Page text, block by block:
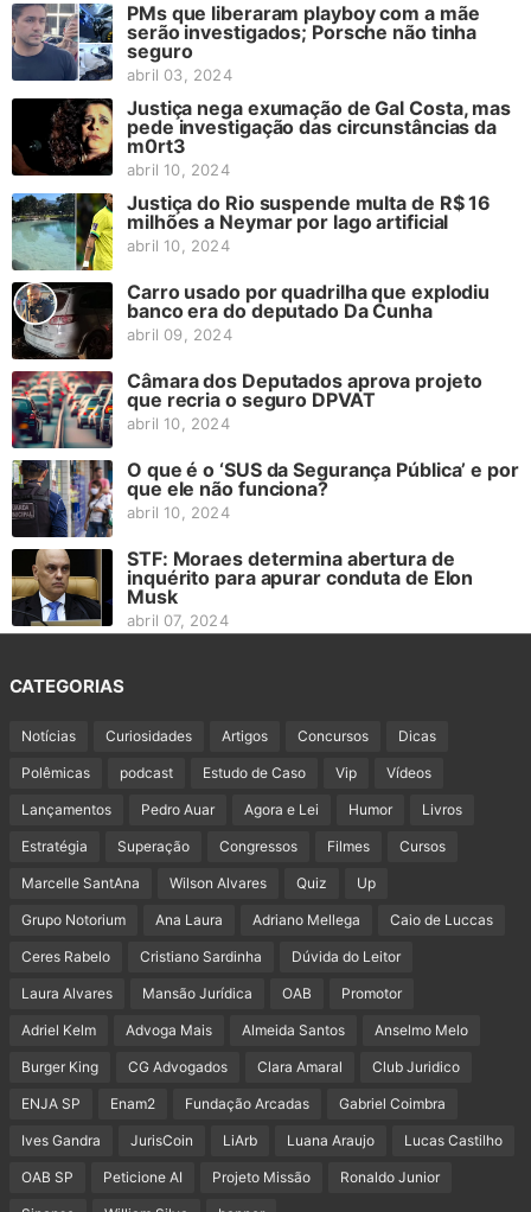
PMs que liberaram playboy com a mãe
serão investigados; Porsche não tinha
seguro
abril 03, 2024
Justiça nega exumação de Gal Costa, mas
pede investigação das circunstâncias da
m0rt3
abril 10, 2024
Justiça do Rio suspende multa de R$ 16
milhões a Neymar por lago artificial
abril 10, 2024
Carro usado por quadrilha que explodiu
banco era do deputado Da Cunha
abril 09, 2024
Câmara dos Deputados aprova projeto
que recria o seguro DPVAT
abril 10, 2024
O que é o ‘SUS da Segurança Pública’ e por
que ele não funciona?
abril 10, 2024
STF: Moraes determina abertura de
inquérito para apurar conduta de Elon
Musk
abril 07, 2024
CATEGORIAS
Notícias Curiosidades Artigos Concursos Dicas
Polêmicas podcast Estudo de Caso Vip Vídeos
Lançamentos Pedro Auar Agora e Lei Humor Livros
Estratégia Superação Congressos Filmes Cursos
Marcelle SantAna Wilson Alvares Quiz Up
Grupo Notorium Ana Laura Adriano Mellega Caio de Luccas
Ceres Rabelo Cristiano Sardinha Dúvida do Leitor
Laura Alvares Mansão Jurídica OAB Promotor
Adriel Kelm Advoga Mais Almeida Santos Anselmo Melo
Burger King CG Advogados Clara Amaral Club Juridico
ENJA SP Enam2 Fundação Arcadas Gabriel Coimbra
Ives Gandra JurisCoin LiArb Luana Araujo Lucas Castilho
OAB SP Peticione AI Projeto Missão Ronaldo Junior